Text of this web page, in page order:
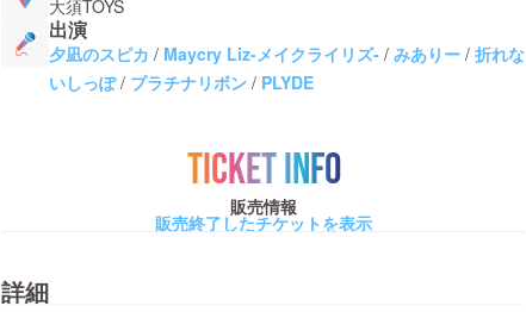
大須TOYS
出演
夕凪のスピカ / Maycry Liz-メイクライリズ- / みありー / 折れな
いしっぽ/ プラチナリボン / PLYDE
TICKET INFO
販売情報
販売終了したチケットを表示
詳細